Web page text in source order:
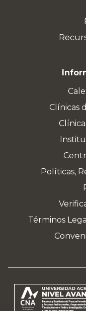
Clínicas
Políticas,
Términos